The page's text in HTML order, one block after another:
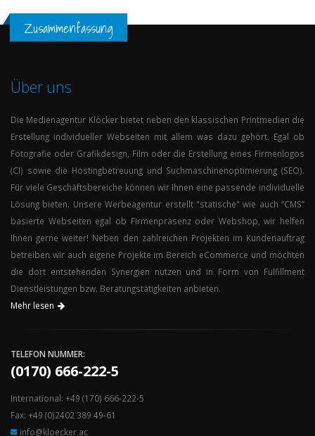
Zusammenfassung
Über uns
Die Medienagentur Klöckerbietet neben den klassischen Printmedien die
Erstellung individueller Webseiten mit allem was dazu gehört. Egal ob
Fotografie oder Grafikdesign, Film oder die Erstellung eines Firmenlogos
(CI) sowie die Hostingbetreuung und Suchmaschinenoptimierung (SEO).
Für viele Geschäftsbereiche können wir Ihnen eine passende individuelle
Lösung bieten. Unsere Werbeagentur erstellt "statische" wie auch “CMS”
basierte Webseiten egal ob Firmenpräsenz oder Webshop, wir helfen
Ihnen gerne weiter! Neben den zahlreichen Projekten im Kundenauftrag
betreiben wir auch eigene Projekte im Bereich eCommerce und möchten
die dort entstehenden Synergien nutzen und in Form von Fulfillment
Dienstleistungen bzw. Beratungstätigkeiten anbieten.
Mehr lesen
TELEFON NUMMER:
(0170) 666-222-5
International: +49 (170) 666-222-5
Fax: +49 (0)2402 389 49-61
info@kloecker.ac